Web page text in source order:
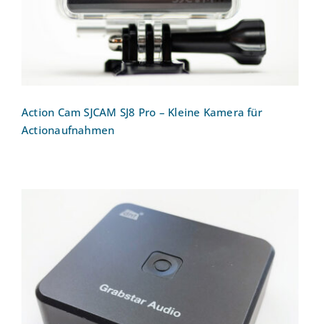
Action Cam SJCAM SJ8 Pro – Kleine Kamera für
Actionaufnahmen
Audio-Digitalisierer dnt Grabstar Audio